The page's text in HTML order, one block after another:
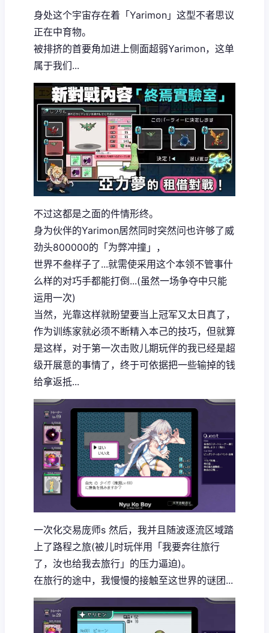
身处这个宇宙存在着「Yarimon」这型不者思议
正在中育物。
被排挤的首要角加进上侧面超弱Yarimon，这单
属于我们...
不过这都是之面的件情形终。
身为伙伴的Yarimon居然同时突然问也许够了威
劲头800000的「为弊冲撞」，
世界不叁样子了...就需使采用这个本领不管事什
么样的对巧手都能打倒...(虽然一场争夺中只能
运用一次)
当然，光靠这样就盼望要当上冠军又太日真了，
作为训练家就必须不断精入本己的技巧，但就算
是这样，对于第一次击败儿期玩伴的我已经是超
级开展意的事情了，终于可依据把一些输掉的钱
给拿返抵...
一次化交易庞师s 然后，我并且随波逐流区域踏
上了路程之旅(被儿时玩伴用「我要奔往旅行
了，汝也给我去旅行」的压力逼迫)。
在旅行的途中，我慢慢的接触至这世界的谜团...